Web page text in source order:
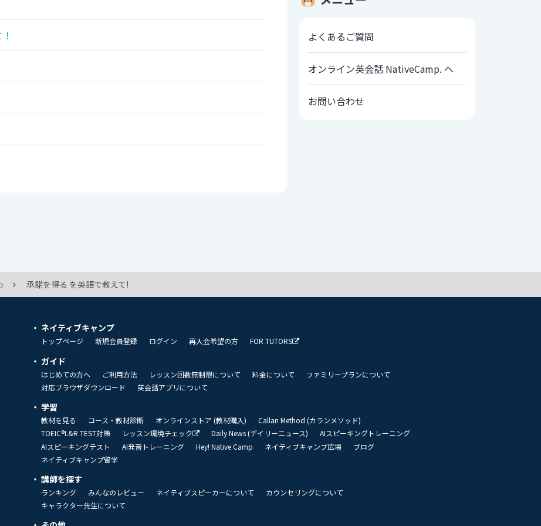
よくあるご質問
オンライン英会話 NativeCamp. へ
お問い合わせ
承諾を得る を英語で教えて!
ネイティブキャンプ
トップページ 新規会員登録 ログイン 再入会希望の方 FOR TUTORS
ガイド
はじめての方へ ご利用方法 レッスン回数無制限について 料金について
ファミリープランについて
対応ブラウザダウンロード
英会話アプリについて
学習
教材を見る コース・教材診断 オンラインストア (教材購入)
Callan Method (カランメソッド)
TOEIC®L&R TEST対策
レッスン環境チェック Daily News (デイリーニュース)
AIスピーキングトレーニング
AIスピーキングテスト
AI発音トレーニング Hey! Native Camp ネイティブキャンプ広場
ブログ
ネイティブキャンプ留学
講師を探す
ランキング みんなのレビュー ネイティブスピーカーについて
カウンセリングについて
キャラクター先生について